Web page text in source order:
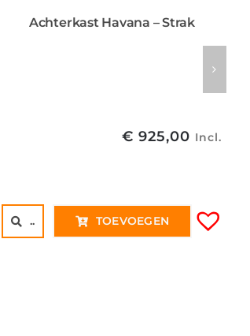
Achterkast Havana – Strak
€ 925,00 Incl.
.. TOEVOEGEN